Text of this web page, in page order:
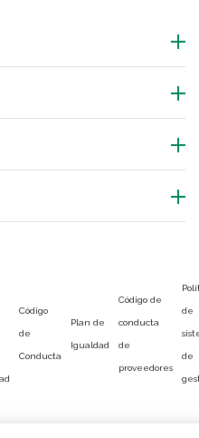
Código
de
Conducta
Plan de
Igualdad
Código de
conducta
de
proveedores
de
de